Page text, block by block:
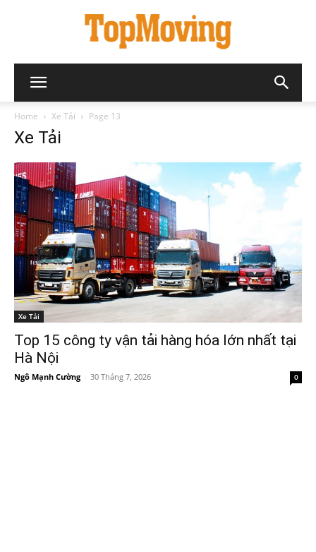
Home Xe Tải Page 13
Xe Tải
Xe Tải
Top 15 công ty vận tải hàng hóa lớn nhất tại
Hà Nội
Ngô Mạnh Cường - 30 Tháng 7, 2026 0